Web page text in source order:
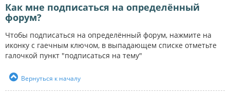
Как мне подписаться на определённый
форум?
Чтобы подписаться на определённый форум, нажмите на
иконку с гаечным ключом, в выпадающем списке отметьте
галочкой пункт "подписаться на тему"
Вернуться к началу